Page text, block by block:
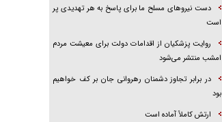
دست نیرو‌های مسلح ما برای پاسخ به هر تهدیدی پر
است
روایت پزشکیان از اقدامات دولت برای معیشت مردم
امشب منتشر می‌شود
در برابر تجاوز دشمنان رهروانی جان بر کف خواهیم
بود
ارتش کاملاً آماده است